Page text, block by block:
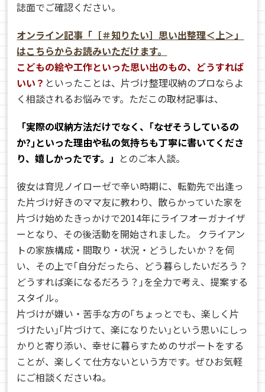
誌面でご確認ください。
オンライン記事「［＃知りたい］思い出整理＜上＞」
はこちらからお読みいただけます。
こどもの絵や工作といった思い出のもの、どうすれば
いい？ といったことは、片づけ整理収納のプロならよ
く相談されるお悩みです。ただこの取材記事は、
「実際の収納方法だけでなく、｢なぜそうしているの
か?｣といった理由や私の気持ちも丁寧に書いてくださ
り、嬉しかったです。」 とのご本人談。
彼女は育児ノイローゼで辛い時期に、転勤先で出逢っ
た片づけ好きのママ友に教わり、散らかっていた家を
片づけ始めたきっかけで2014年にライフオーガナイザ
ーとなり、その後活動を開始されました。 クライアン
トの家族構成・間取り・状況・どうしたいか？を伺
い、その上で｢自分だったら、どう暮らしたいだろう？
どうすれば楽になるだろう？｣を全力で考え、提案する
スタイル。
片づけが嫌い・苦手な方の｢ちょっとでも、楽しく片
づけたい｣｢片づけて、楽になりたい｣という思いにしっ
かりと寄り添い、幸せに暮らすためのサポートをする
ことが、楽しくて仕方ないという方です。ぜひお気軽
にご相談くださいね。